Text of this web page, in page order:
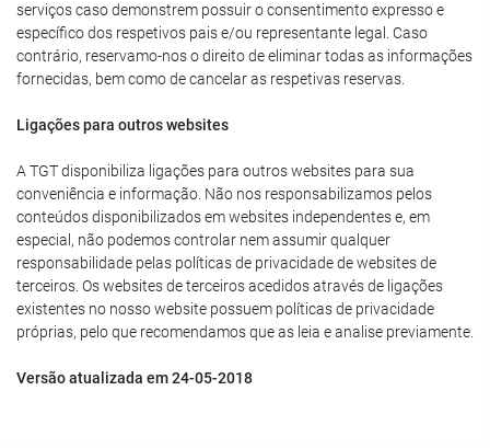
serviços caso demonstrem possuir o consentimento expresso e
específico dos respetivos pais e/ou representante legal. Caso
contrário, reservamo-nos o direito de eliminar todas as informações
fornecidas, bem como de cancelar as respetivas reservas.
Ligações para outros websites
A TGT disponibiliza ligações para outros websites para sua
conveniência e informação. Não nos responsabilizamos pelos
conteúdos disponibilizados em websites independentes e, em
especial, não podemos controlar nem assumir qualquer
responsabilidade pelas políticas de privacidade de websites de
terceiros. Os websites de terceiros acedidos através de ligações
existentes no nosso website possuem políticas de privacidade
próprias, pelo que recomendamos que as leia e analise previamente.
Versão atualizada em 24-05-2018